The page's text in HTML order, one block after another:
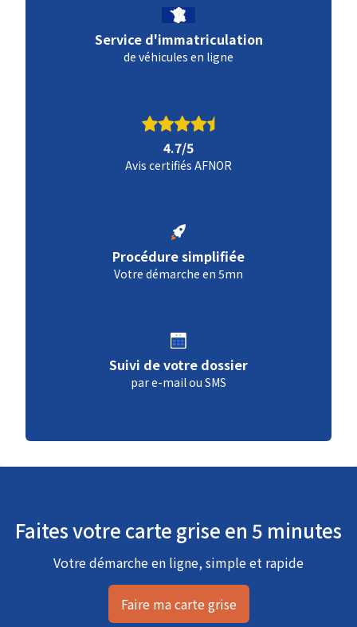
Service d'immatriculation
de véhicules en ligne
4.7/5
Avis certifiés AFNOR
Procédure simplifiée
Votre démarche en 5mn
Suivi de votre dossier
par e-mail ou SMS
Faites votre carte grise en 5 minutes
Votre démarche en ligne, simple et rapide
Faire ma carte grise